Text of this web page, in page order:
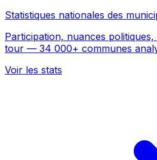
Statistiques nationales des
Participation, nuances
tour — 34 000+ communes
Voir les stats